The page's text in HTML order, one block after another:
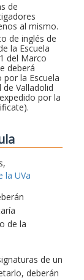
de
al mismo.
de inglés de
la Escuela
del Marco
deberá
la Escuela
Valladolid
por la
la UVa
de la
de un
deberán